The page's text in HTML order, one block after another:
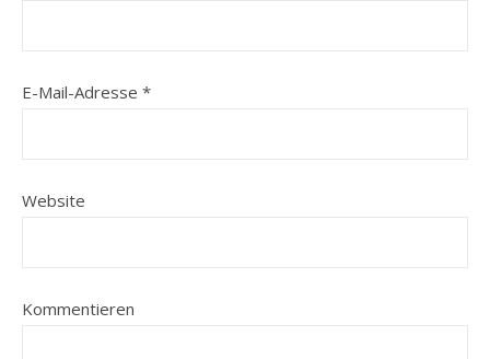
E-Mail-Adresse *
Website
Kommentieren